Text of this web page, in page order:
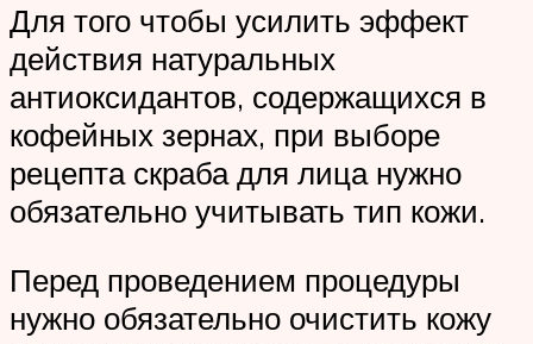
Для того чтобы усилить эффект
действия натуральных
антиоксидантов, содержащихся в
кофейных зернах, при выборе
рецепта скраба для лица нужно
обязательно учитывать тип кожи.
Перед проведением процедуры
нужно обязательно очистить кожу